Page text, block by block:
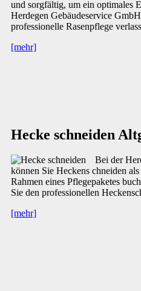
und sorgfältig, um ein optimales
Herdegen Gebäudeservice
professionelle Rasenpflege
[mehr]
Hecke schneiden
Bei der
können Sie Heckens chneiden
Rahmen eines Pflegepaketes
Sie den professionellen
[mehr]